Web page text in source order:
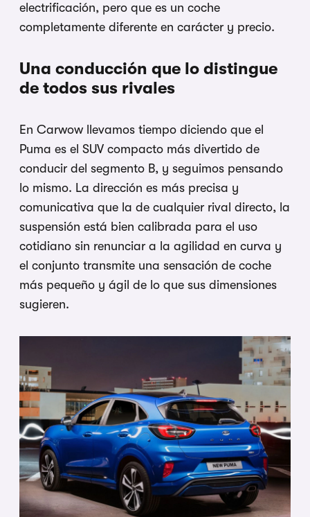
electrificación, pero que es un coche
completamente diferente en carácter y precio.
Una conducción que lo distingue
de todos sus rivales
En Carwow llevamos tiempo diciendo que el
Puma es el SUV compacto más divertido de
conducir del segmento B, y seguimos pensando
lo mismo. La dirección es más precisa y
comunicativa que la de cualquier rival directo, la
suspensión está bien calibrada para el uso
cotidiano sin renunciar a la agilidad en curva y
el conjunto transmite una sensación de coche
más pequeño y ágil de lo que sus dimensiones
sugieren.